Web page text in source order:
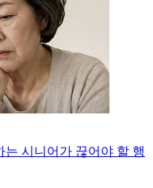
는 시니어가 끊어야 할 행